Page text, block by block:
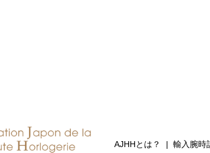
AJHHとは？ 輸入腕時